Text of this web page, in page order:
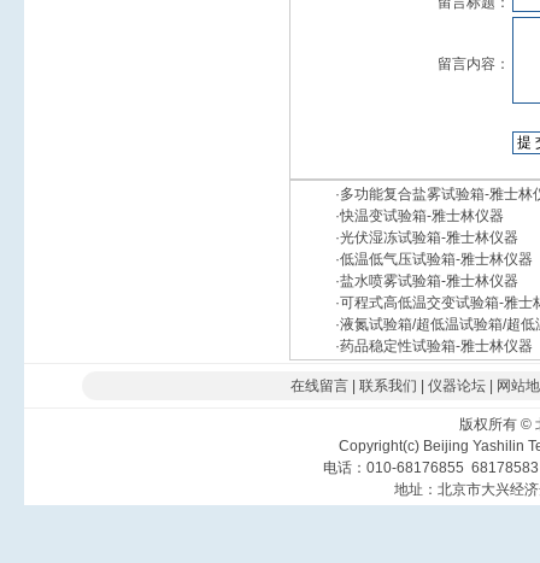
留言内容：
·多功能复合盐雾试验箱-雅士林
·快温变试验箱-雅士林仪器
·光伏湿冻试验箱-雅士林仪器
·低温低气压试验箱-雅士林仪器
·盐水喷雾试验箱-雅士林仪器
·可程式高低温交变试验箱-雅士
·液氮试验箱/超低温试验箱/超低
·药品稳定性试验箱-雅士林仪器
在线留言 联系我们 仪器论坛 网站
版权所有©
Copyright(c) Beijing Yashilin
电话：010-68176855
地址：北京市大兴经